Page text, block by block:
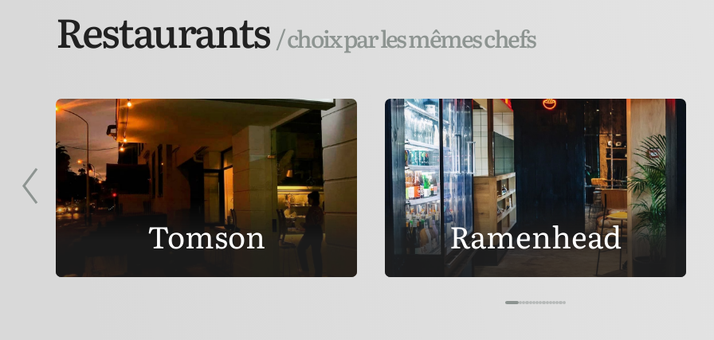
Restaurants / choix par les mêmes chefs
Tomson Ramenhead